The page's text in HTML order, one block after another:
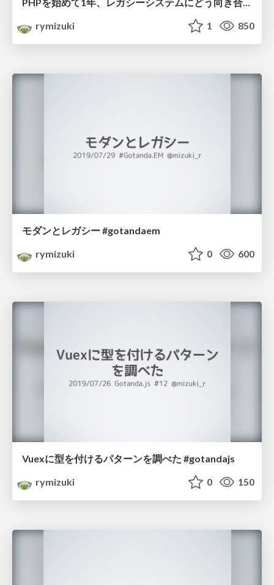
rymizuki
1 850
モダンとレガシー #gotandaem
rymizuki
0 600
Vuexに型を付けるパターンを調べた #gotandajs
rymizuki
0 150